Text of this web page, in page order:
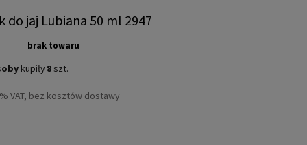
do jaj Lubiana 50 ml 2947
brak towaru
kupiły 8 szt.
VAT, bez kosztów dostawy